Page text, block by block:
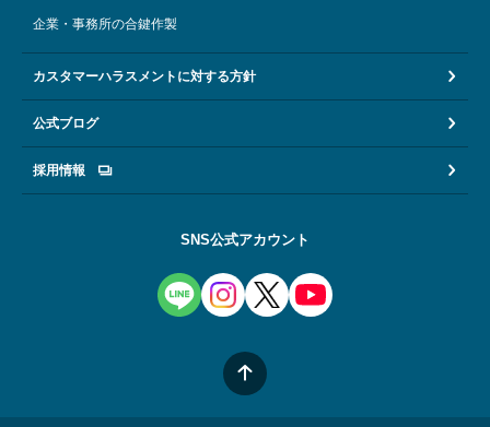
企業・事務所の合鍵作製
カスタマーハラスメントに対する方針
公式ブログ
採用情報
SNS公式アカウント